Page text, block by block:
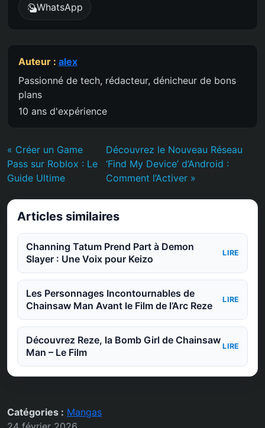
WhatsApp
Auteur : alex
Passionné de tech, rédacteur, dénicheur de bons
plans
10 ans d'expérience
« Créer un Game
Pass sur Roblox : Le
Guide Ultime
Découvrez le Nouveau Réseau
‘Find My Device’ d’Android :
Comment l’Activer »
Articles similaires
Channing Tatum Prend Part à Demon
Slayer : Une Voix pour Keizo
LIRE
Les Personnages Incontournables de
Chainsaw Man Avant le Film de l’Arc Reze
LIRE
Découvrez Reze, la Bomb Girl de Chainsaw
Man – Le Film
LIRE
Catégories : Mangas